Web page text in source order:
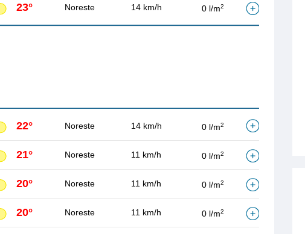
23° Noreste 14 km/h 0 l/m2
22° Noreste 14 km/h 0 l/m2
21° Noreste 11 km/h 0 l/m2
20° Noreste 11 km/h 0 l/m2
20° Noreste 11 km/h 0 l/m2